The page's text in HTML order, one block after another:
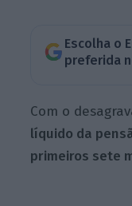
Escolha o
preferida
Com o
líquido da
primeiros sete